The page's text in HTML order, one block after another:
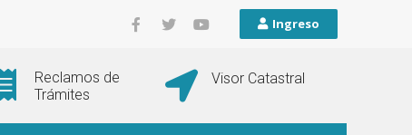
Ingreso
Reclamos de
Trámites
Visor Catastral